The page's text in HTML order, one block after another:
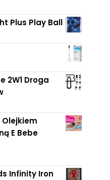
Plus Play Ball
2W1 Droga
Olejkiem
E Bebe
Infinity Iron